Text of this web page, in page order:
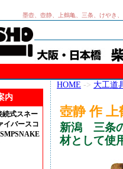
墨壺、壺静、上鶴亀、三条、けやき
内
続式スネー
イバースコ
HOME -> 大工道
壺静 作 上
新潟 三条
材として使